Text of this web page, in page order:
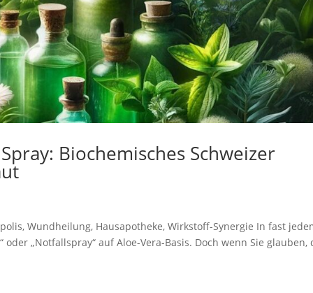
Biochemisches Schweizer
Wundheilung, Hausapotheke, Wirkstoff-Synergie In fast
„Notfallspray“ auf Aloe-Vera-Basis. Doch wenn Sie glauben,